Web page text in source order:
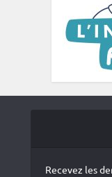
Recevez les